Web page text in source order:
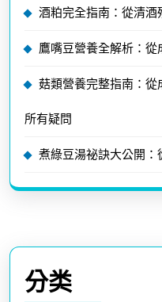
酒粕完全指南：從清
鷹嘴豆營養全解析：
菇類營養完整指南：
所有疑問
煮綠豆湯祕訣大公開
分类